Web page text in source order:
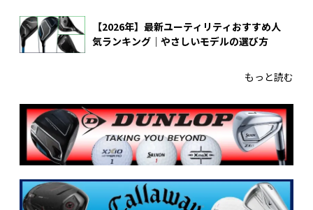
【2026年】最新ユーティリティおすすめ人
気ランキング｜やさしいモデルの選び方
もっと読む